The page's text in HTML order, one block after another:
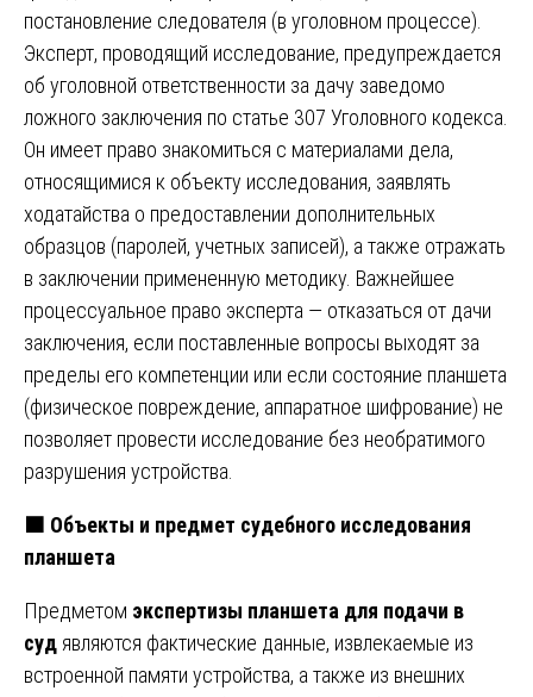
постановление следователя (в уголовном процессе).
Эксперт, проводящий исследование, предупреждается
об уголовной ответственности за дачу заведомо
ложного заключения по статье 307 Уголовного кодекса.
Он имеет право знакомиться с материалами дела,
относящимися к объекту исследования, заявлять
ходатайства о предоставлении дополнительных
образцов (паролей, учетных записей), а также отражать
в заключении примененную методику. Важнейшее
процессуальное право эксперта — отказаться от дачи
заключения, если поставленные вопросы выходят за
пределы его компетенции или если состояние планшета
(физическое повреждение, аппаратное шифрование) не
позволяет провести исследование без необратимого
разрушения устройства.
🟧 Объекты и предмет судебного исследования
планшета
Предметом экспертизы планшета для подачи в
суд являются фактические данные, извлекаемые из
встроенной памяти устройства, а также из внешних